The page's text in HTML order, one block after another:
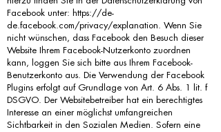
Facebook unter: https://de-
de.facebook.com/privacy/explanation. Wenn Sie
nicht wünschen, dass Facebook den Besuch dieser
Website Ihrem Facebook-Nutzerkonto zuordnen
kann, loggen Sie sich bitte aus Ihrem Facebook-
Benutzerkonto aus. Die Verwendung der Facebook
Plugins erfolgt auf Grundlage von Art. 6 Abs. 1 lit. f
DSGVO. Der Websitebetreiber hat ein berechtigtes
Interesse an einer möglichst umfangreichen
Sichtbarkeit in den Sozialen Medien. Sofern eine